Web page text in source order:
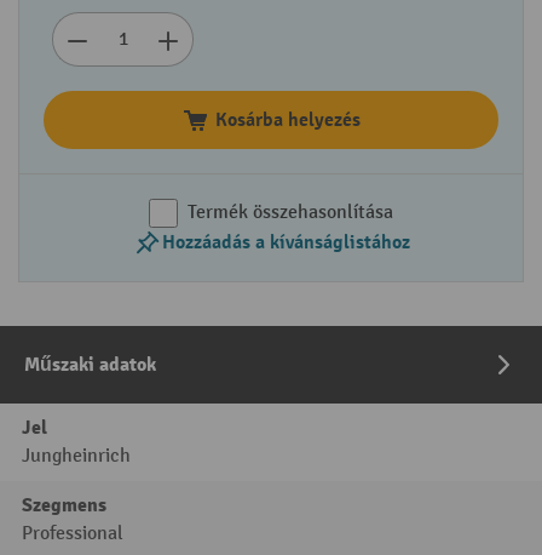
Kosárba helyezés
Termék összehasonlítása
Hozzáadás a kívánságlistához
Műszaki adatok
Jel
Jungheinrich
Szegmens
Professional